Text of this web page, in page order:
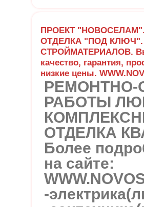
ПРОЕКТ
ОТДЕЛКА "ПОД
СТРОЙМАТЕРИАЛОВ.
качество, гарантия,
низкие цены.
РАБОТЫ
ОТДЕЛКА
Более
на сайте:
-